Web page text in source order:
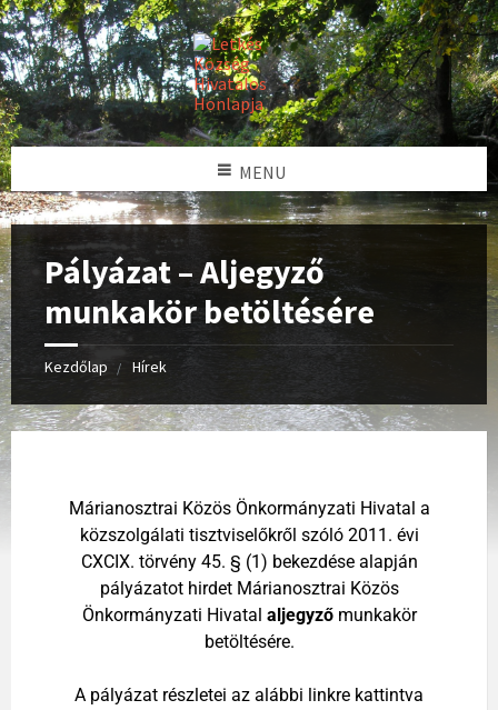
MENU
Pályázat – Aljegyző
munkakör betöltésére
Kezdőlap Hírek
Márianosztrai Közös Önkormányzati Hivatal a
közszolgálati tisztviselőkről szóló 2011. évi
CXCIX. törvény 45. § (1) bekezdése alapján
pályázatot hirdet Márianosztrai Közös
Önkormányzati Hivatal aljegyző munkakör
betöltésére.
A pályázat részletei az alábbi linkre kattintva